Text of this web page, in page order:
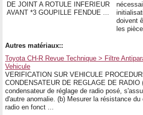
DE JOINT A ROTULE INFERIEUR
AVANT *3 GOUPILLE FENDUE ...
doivent
les
Autres matériaux::
Toyota CH-R Revue Technique > Filtre
Vehicule
VERIFICATION SUR VEHICULE
CONDENSATEUR DE REGLAGE DE RADIO
condensateur de réglage de radio posé,
d'autre anomalie. (b) Mesurer la résistance
radio en fonct ...